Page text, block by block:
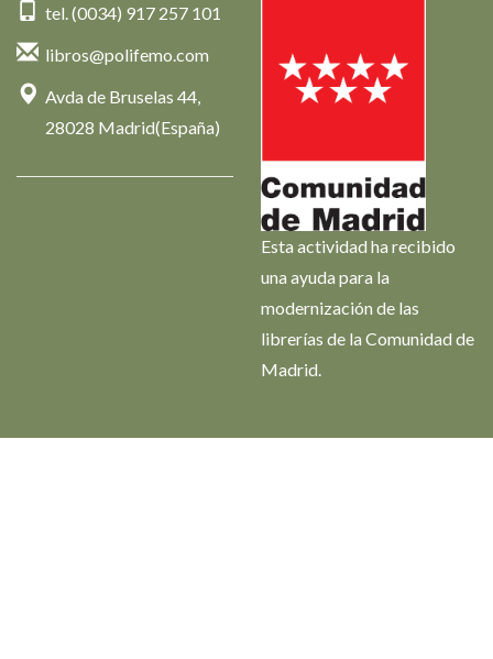
tel. (0034) 917 257 101
libros@polifemo.com
Avda de Bruselas 44,
28028 Madrid(España)
Esta actividad ha recibido
una ayuda para la
modernización de las
librerías de la Comunidad de
Madrid.